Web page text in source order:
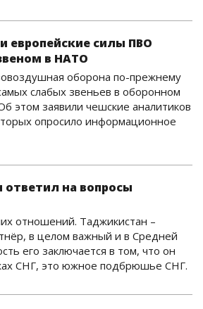
европейские силы ПВО
в НАТО
оборона по-прежнему
слабых звеньев в оборонном
этом заявили чешские аналитиков
опросило информационное
на вопросы
отношений. Таджикистан –
в целом важный и в Средней
его заключается в том, что он
СНГ, это южное подбрюшье СНГ.